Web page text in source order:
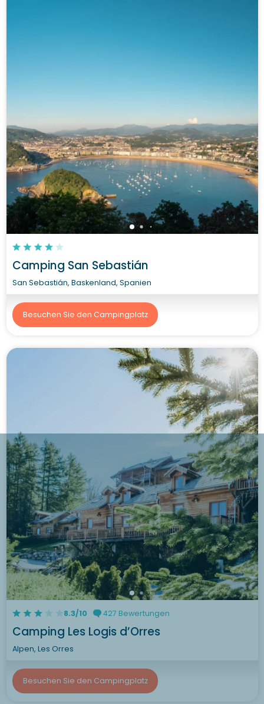
Camping San Sebastián
San Sebastián, Baskenland, Spanien
Besuchen Sie den Campingplatz
8.3/10 427 Bewertungen
Camping Les Logis d’Orres
Alpen, Les Orres
Besuchen Sie den Campingplatz